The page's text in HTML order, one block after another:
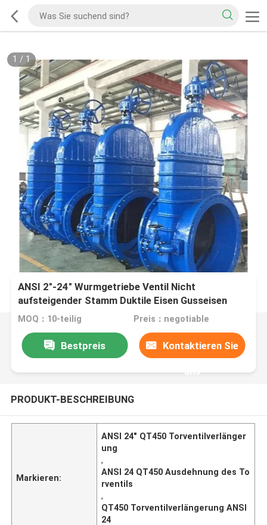
1 / 1
ANSI 2"-24" Wurmgetriebe Ventil Nicht
aufsteigender Stamm Duktile Eisen Gusseisen
MOQ：10-teilig Preis：negotiable
Bestpreis Kontaktieren Sie
uns
PRODUKT-BESCHREIBUNG
Markieren:
ANSI 24" QT450 Torventilverlänger
ung
,
ANSI 24 QT450 Ausdehnung des To
rventils
,
QT450 Torventilverlängerung ANSI
24